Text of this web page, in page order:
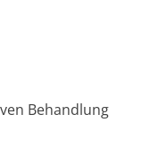
Behandlung